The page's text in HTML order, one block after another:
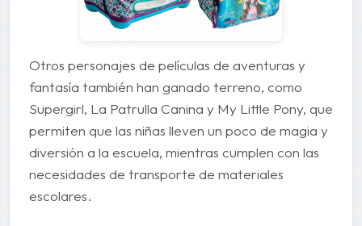
Otros personajes de películas de aventuras y
fantasía también han ganado terreno, como
Supergirl, La Patrulla Canina y My Little Pony, que
permiten que las niñas lleven un poco de magia y
diversión a la escuela, mientras cumplen con las
necesidades de transporte de materiales
escolares.